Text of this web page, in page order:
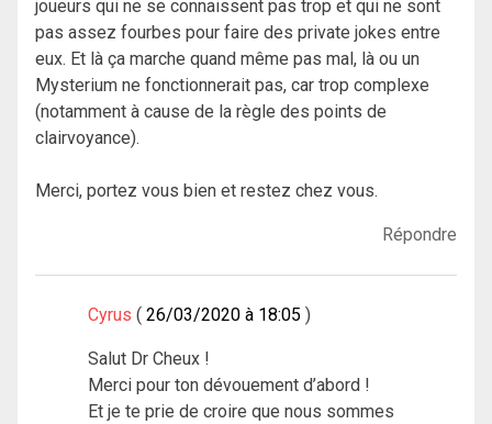
joueurs qui ne se connaissent pas trop et qui ne sont
pas assez fourbes pour faire des private jokes entre
eux. Et là ça marche quand même pas mal, là ou un
Mysterium ne fonctionnerait pas, car trop complexe
(notamment à cause de la règle des points de
clairvoyance).
Merci, portez vous bien et restez chez vous.
Répondre
Cyrus 26/03/2020 à 18:05
Salut Dr Cheux !
Merci pour ton dévouement d’abord !
Et je te prie de croire que nous sommes